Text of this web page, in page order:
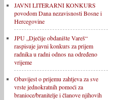
JAVNI LITERARNI KONKURS
povodom Dana nezavisnosti Bosne i
Hercegovine
JPU „Dječije obdanište Vareš“
raspisuje javni konkurs za prijem
radnika u radni odnos na određeno
vrijeme
Obavijest o prijemu zahtjeva za sve
vrste jednokratnih pomoći za
branioce/branitelje i članove njihovih